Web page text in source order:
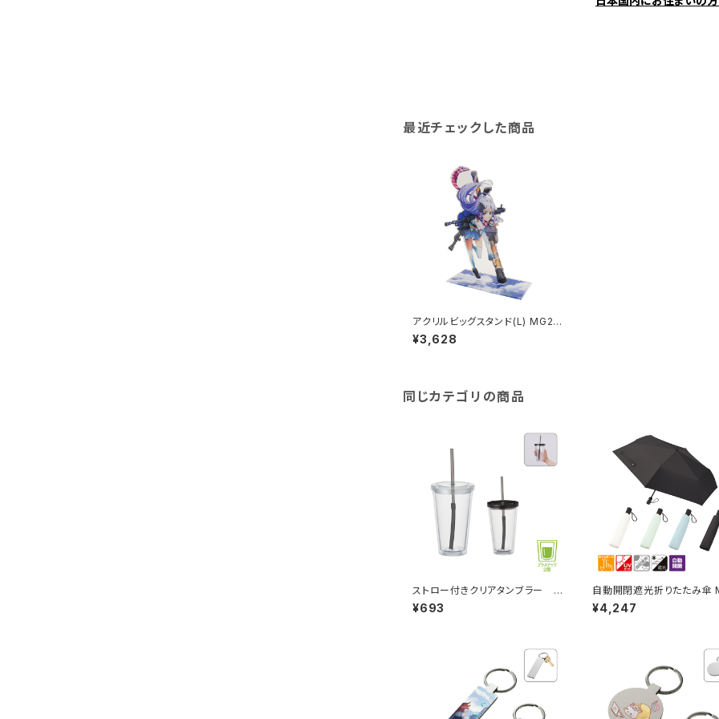
最近チェックした商品
アクリルビッグスタンド(L) MG26
0×420mm
¥3,628
同じカテゴリの商品
ストロー付きクリアタンブラー M
G
¥693
自動開閉遮光折りたたみ傘
（スムーズ収納タイプ）
¥4,247